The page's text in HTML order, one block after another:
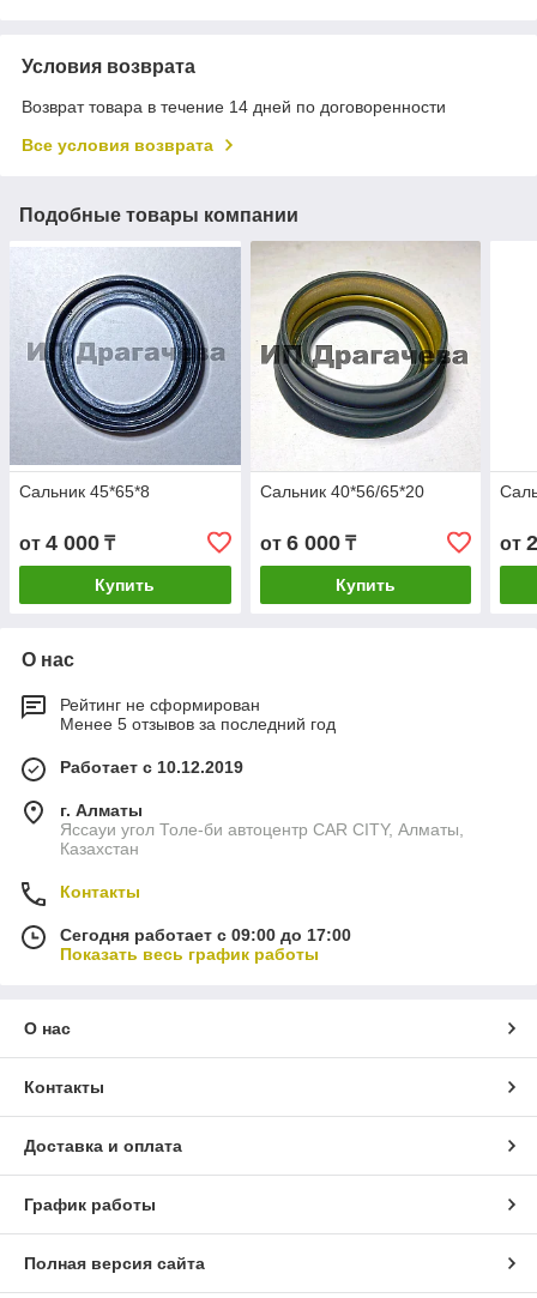
Условия возврата
Возврат товара в течение 14 дней по договоренности
Все условия возврата
Подобные товары компании
Сальник 45*65*8
от 4 000 ₸
Купить
Сальник 40*56/65*20
от 6 000₸
Купить
от
О нас
Рейтинг не сформирован
Менее 5 отзывов за последний год
Работает с 10.12.2019
г. Алматы
Яссауи угол Толе-би автоцентр CAR CITY, Алматы,
Казахстан
Контакты
Сегодня работает с 09:00 до 17:00
Показать весь график работы
О нас
Контакты
Доставка и оплата
График работы
Полная версия сайта